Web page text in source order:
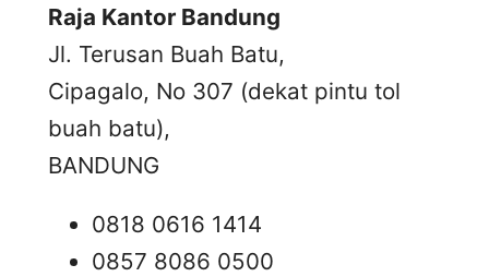
Raja Kantor Bandung
Jl. Terusan Buah Batu,
Cipagalo, No 307 (dekat pintu tol
buah batu),
BANDUNG
0818 0616 1414
0857 8086 0500